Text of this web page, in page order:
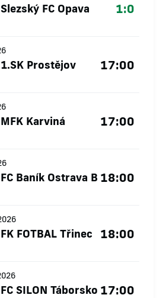
Slezský FC Opava 1:0
1.SK Prostějov 17:00
MFK Karviná 17:00
FC Baník Ostrava B 18:00
FK FOTBAL Třinec 18:00
FC SILON Táborsko 17:00